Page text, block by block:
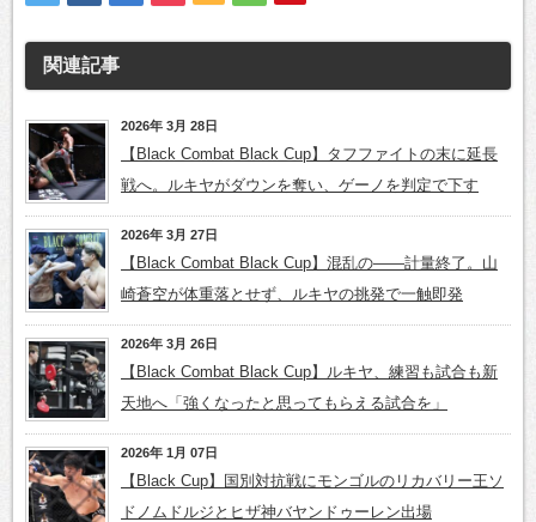
関連記事
2026年 3月 28日
【Black Combat Black Cup】タフファイトの末に延長
戦へ。ルキヤがダウンを奪い、ゲーノを判定で下す
2026年 3月 27日
【Black Combat Black Cup】混乱の――計量終了。山
崎蒼空が体重落とせず、ルキヤの挑発で一触即発
2026年 3月 26日
【Black Combat Black Cup】ルキヤ、練習も試合も新
天地へ「強くなったと思ってもらえる試合を」
2026年 1月 07日
【Black Cup】国別対抗戦にモンゴルのリカバリー王ソ
ドノムドルジとヒザ神バヤンドゥーレン出場